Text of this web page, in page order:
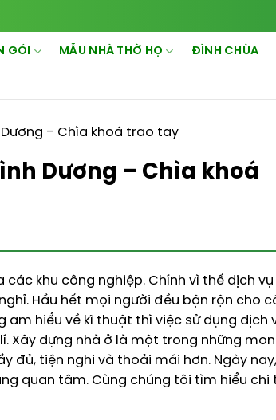
GÓI MẪU NHÀ THỜ HỌ ĐÌNH CHÙA
– Chìa khoá trao tay
Dương – Chìa khoá
khu công nghiệp. Chính vì thế dịch vụ
Hầu hết mọi người đều bận rộn cho
hiểu về kĩ thuật thì việc sử dụng dịch
Xây dựng nhà ở là một trong những
đủ, tiện nghi và thoải mái hơn. Ngày
quan tâm. Cùng chúng tôi tìm hiểu chi